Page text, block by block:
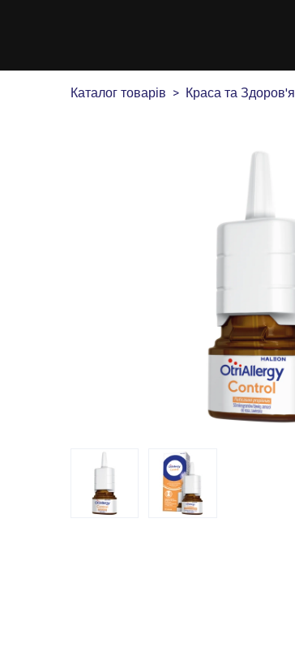
Каталог товарів Краса та Здоров'я